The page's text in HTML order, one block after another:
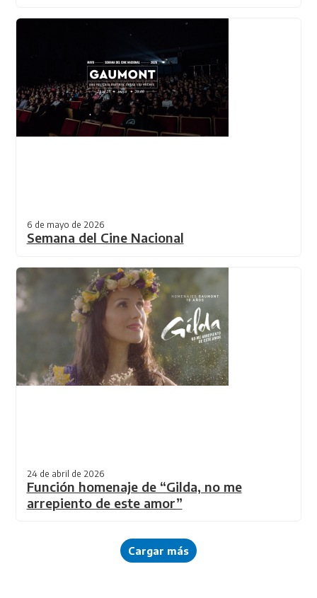
6 de mayo de 2026
Semana del Cine Nacional
24 de abril de 2026
Función homenaje de “Gilda, no me
arrepiento de este amor”
Cargar más